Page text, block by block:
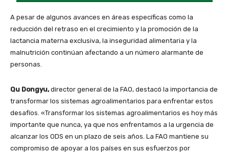
A pesar de algunos avances en áreas específicas como la
reducción del retraso en el crecimiento y la promoción de la
lactancia materna exclusiva, la inseguridad alimentaria y la
malnutrición continúan afectando a un número alarmante de
personas.
Qu Dongyu,director general de la FAO, destacó la importancia de
transformar los sistemas agroalimentarios para enfrentar estos
desafíos. «Transformar los sistemas agroalimentarios es hoy más
importante que nunca, ya que nos enfrentamos a la urgencia de
alcanzar los ODS en un plazo de seis años. La FAO mantiene su
compromiso de apoyar a los países en sus esfuerzos por